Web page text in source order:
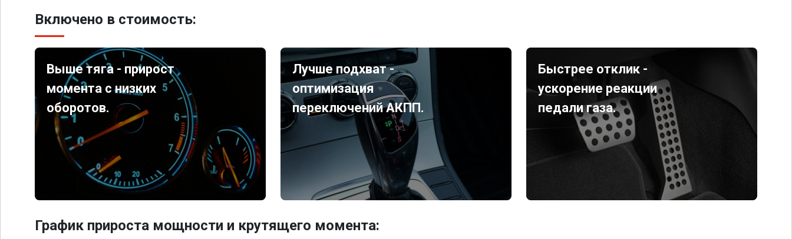
Включено в стоимость:
Выше тяга - прирост
момента с низких
оборотов.
Лучше подхват -
оптимизация
переключений АКПП.
Быстрее отклик -
ускорение реакции
педали газа.
График прироста мощности и крутящего момента: